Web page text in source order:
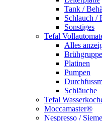
Tank /
Schlauch /
Sonstiges
Tefal
Alles
Brühgruppe
Platinen
Pumpen
Schläuche
Tefal
Moccamaster®
Nespresso /